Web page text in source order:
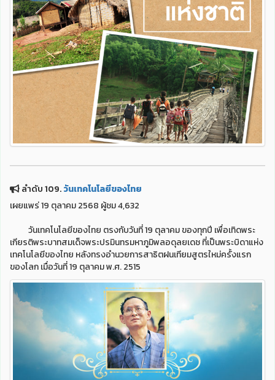
ลำดับ 109.วันเทคโนโลยีของไทย
เผยแพร่ 19 ตุลาคม 2568 ผู้ชม 4,632
วันเทคโนโลยีของไทย ตรงกับวันที่ 19 ตุลาคม ของทุกปี เพื่อเทิดพระ
เกียรติพระบาทสมเด็จพระปรมินทรมหาภูมิพลอดุลยเดช ที่เป็นพระบิดาแห่ง
เทคโนโลยีของไทย หลังทรงอำนวยการสาธิตฝนเทียมสูตรใหม่ครั้งแรก
ของโลก เมื่อวันที่ 19 ตุลาคม พ.ศ. 2515